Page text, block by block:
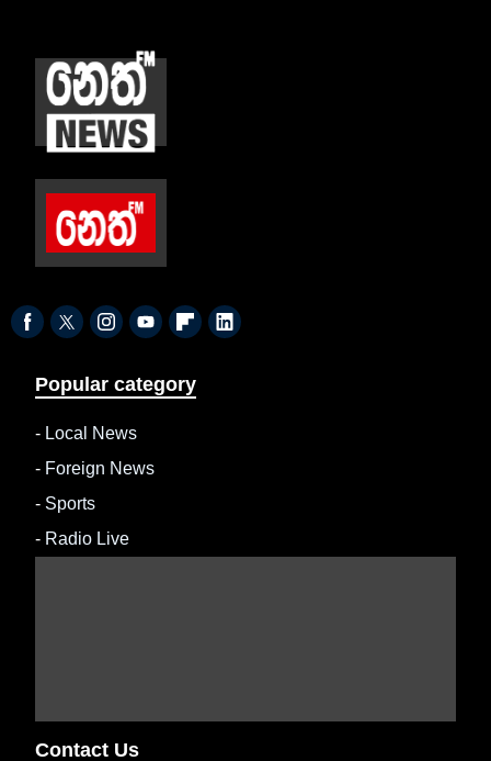
Popular category
- Local News
- Foreign News
- Sports
- Radio Live
Contact Us